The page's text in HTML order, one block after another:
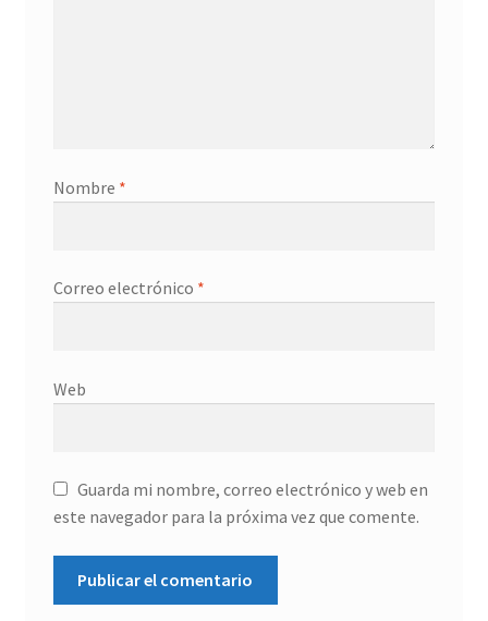
Nombre *
Correo electrónico *
Web
Guarda mi nombre, correo electrónico y web en
este navegador para la próxima vez que comente.